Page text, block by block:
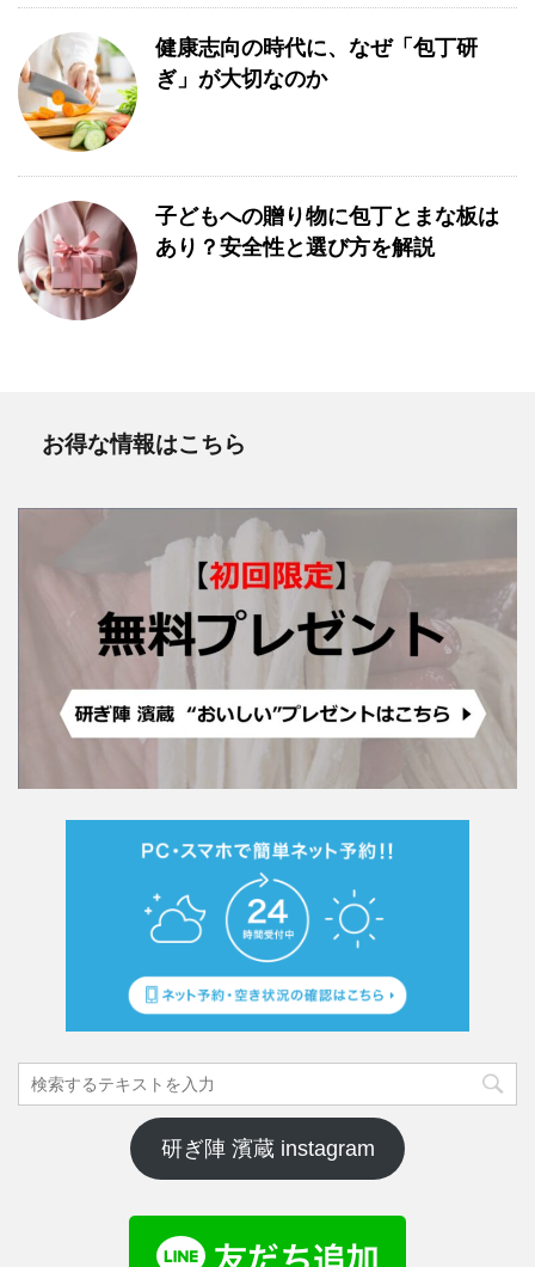
健康志向の時代に、なぜ「包丁研
ぎ」が大切なのか
子どもへの贈り物に包丁とまな板は
あり？安全性と選び方を解説
お得な情報はこちら
研ぎ陣 濱蔵 instagram